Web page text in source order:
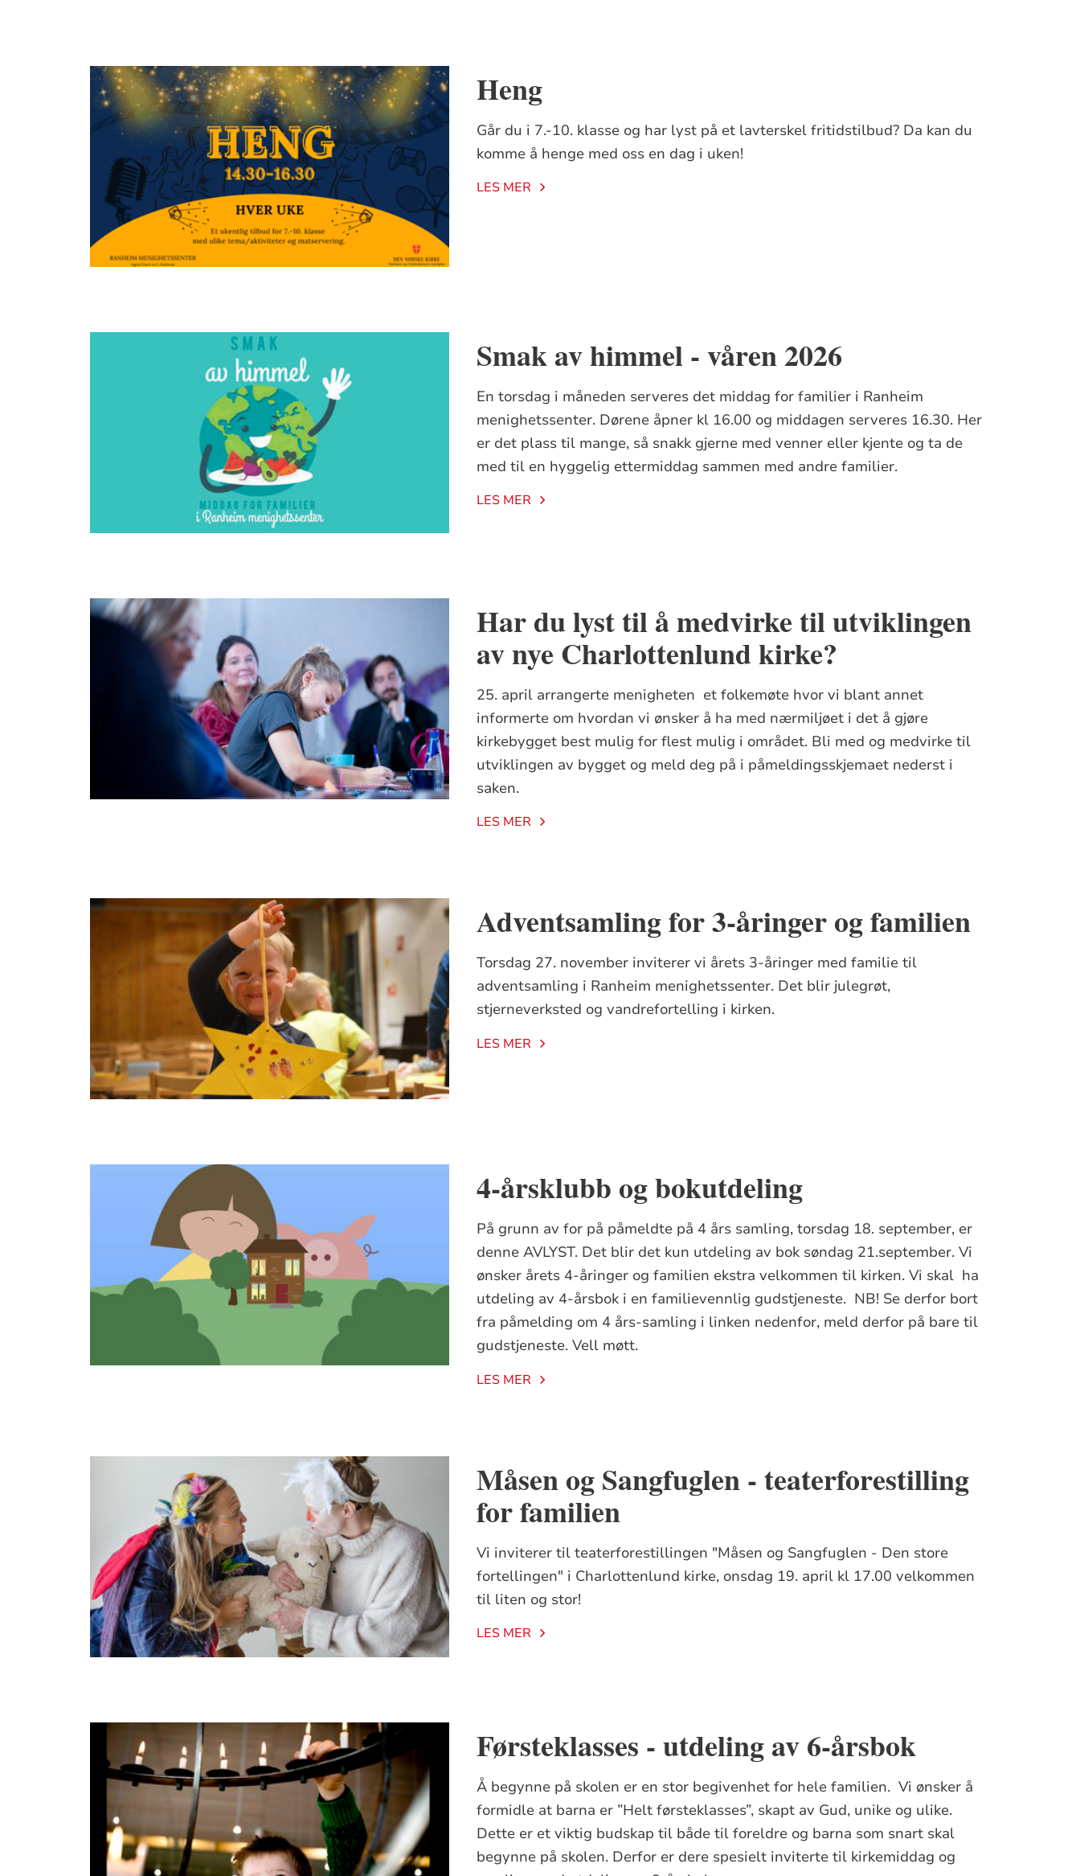
Heng
Går du i 7.-10. klasse og har lyst på et lavterskel fritidstilbud? Da kan du
komme å henge med oss en dag i uken!
LES MER
Smak av himmel - våren 2026
En torsdag i måneden serveres det middag for familier i Ranheim
menighetssenter. Dørene åpner kl 16.00 og middagen serveres 16.30. Her
er det plass til mange, så snakk gjerne med venner eller kjente og ta de
med til en hyggelig ettermiddag sammen med andre familier.
LES MER
Har du lyst til å medvirke til utviklingen
av nye Charlottenlund kirke?
25. april arrangerte menigheten et folkemøte hvor vi blant annet
informerte om hvordan vi ønsker å ha med nærmiljøet i det å gjøre
kirkebygget best mulig for flest mulig i området. Bli med og medvirke til
utviklingen av bygget og meld deg på i påmeldingsskjemaet nederst i
saken.
LES MER
Adventsamling for 3-åringer og familien
Torsdag 27. november inviterer vi årets 3-åringer med familie til
adventsamling i Ranheim menighetssenter. Det blir julegrøt,
stjerneverksted og vandrefortelling i kirken.
LES MER
4-årsklubb og bokutdeling
På grunn av for på påmeldte på 4 års samling, torsdag 18. september, er
denne AVLYST. Det blir det kun utdeling av bok søndag 21.september. Vi
ønsker årets 4-åringer og familien ekstra velkommen til kirken. Vi skal ha
utdeling av 4-årsbok i en familievennlig gudstjeneste. NB! Se derfor bort
fra påmelding om 4 års-samling i linken nedenfor, meld derfor på bare til
gudstjeneste. Vell møtt.
LES MER
Måsen og Sangfuglen - teaterforestilling
for familien
Vi inviterer til teaterforestillingen "Måsen og Sangfuglen - Den store
fortellingen" i Charlottenlund kirke, onsdag 19. april kl 17.00 velkommen
til liten og stor!
LES MER
Førsteklasses - utdeling av 6-årsbok
Å begynne på skolen er en stor begivenhet for hele familien. Vi ønsker å
formidle at barna er ”Helt førsteklasses”, skapt av Gud, unike og ulike.
Dette er et viktig budskap til både til foreldre og barna som snart skal
begynne på skolen. Derfor er dere spesielt inviterte til kirkemiddag og